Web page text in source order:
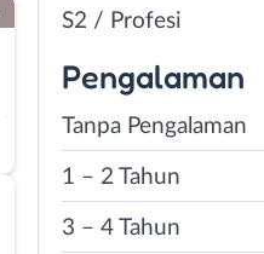
S2 / Profesi
Pengalaman
Tanpa Pengalaman
1 – 2 Tahun
3 – 4 Tahun